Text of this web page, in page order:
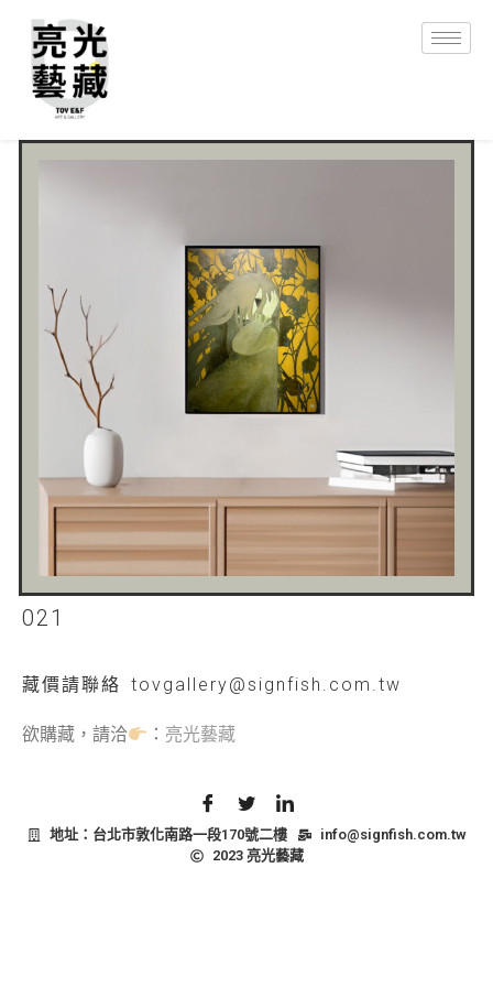
021
藏價請聯絡 tovgallery@signfish.com.tw
欲購藏，請洽 ： 亮光藝藏
地址：台北市敦化南路一段170號二樓
info@signfish.com.tw
2023 亮光藝藏